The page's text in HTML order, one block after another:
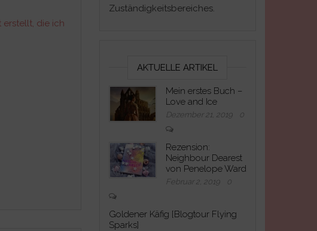
erstellt, die ich
Zuständigkeitsbereiches.
AKTUELLE ARTIKEL
Mein erstes Buch –
Love and Ice
Dezember 21, 2019 0
Rezension:
Neighbour Dearest
von Penelope Ward
Februar 2, 2019 0
Goldener Käfig [Blogtour Flying
Sparks]